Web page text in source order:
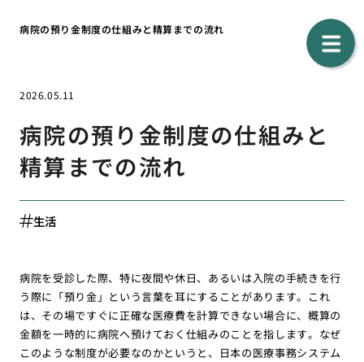
病院の預り金制度の仕組みと精算までの流れ
2026.05.11
病院の預り金制度の仕組みと
精算までの流れ
生活
病院を受診した際、特に夜間や休日、あるいは入院の手続きを行
う際に「預り金」という言葉を耳にすることがあります。これ
は、その場ですぐに正確な医療費を計算できない場合に、概算の
金額を一時的に病院へ預けておく仕組みのことを指します。なぜ
このような制度が必要なのかというと、日本の医療事務システム